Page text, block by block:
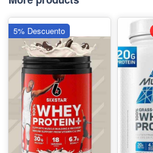
5% Descuento